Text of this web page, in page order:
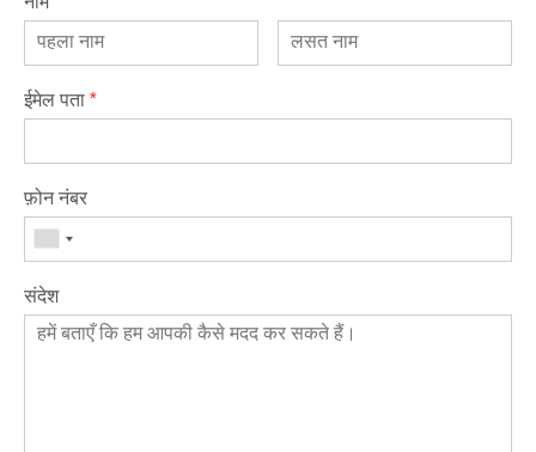
ईमेल पता*
फ़ोन नंबर
संदेश